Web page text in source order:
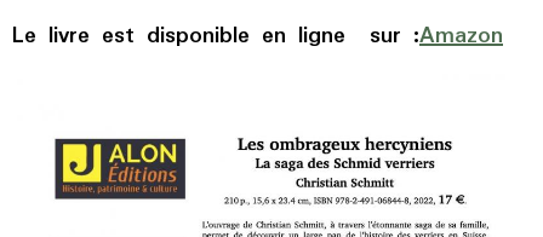
Le livre est disponible en ligne sur :Amazon